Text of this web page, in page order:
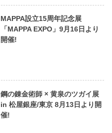
MAPPA設立15周年記念展
「MAPPA EXPO」9月16日より
開催!
鋼の錬金術師 × 黄泉のツガイ展
in 松屋銀座/東京 8月13日より開
催!